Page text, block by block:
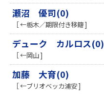
瀬沼 優司(0)
［ ←栃木／期限付き移籍 ]
デューク カルロス(0)
［ ←岡山 ]
加藤 大育(0)
［ ←ブリオベッカ浦安 ]